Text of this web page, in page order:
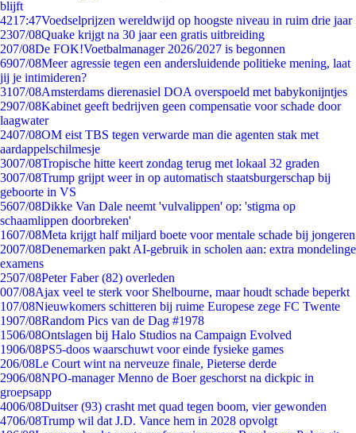
blijft
4217:47Voedselprijzen wereldwijd op hoogste niveau in ruim drie jaar
2307/08Quake krijgt na 30 jaar een gratis uitbreiding
207/08De FOK!Voetbalmanager 2026/2027 is begonnen
6907/08Meer agressie tegen een andersluidende politieke mening, laat
jij je intimideren?
3107/08Amsterdams dierenasiel DOA overspoeld met babykonijntjes
2907/08Kabinet geeft bedrijven geen compensatie voor schade door
laagwater
2407/08OM eist TBS tegen verwarde man die agenten stak met
aardappelschilmesje
3007/08Tropische hitte keert zondag terug met lokaal 32 graden
3007/08Trump grijpt weer in op automatisch staatsburgerschap bij
geboorte in VS
5607/08Dikke Van Dale neemt 'vulvalippen' op: 'stigma op
schaamlippen doorbreken'
1607/08Meta krijgt half miljard boete voor mentale schade bij jongeren
2007/08Denemarken pakt AI-gebruik in scholen aan: extra mondelinge
examens
2507/08Peter Faber (82) overleden
007/08Ajax veel te sterk voor Shelbourne, maar houdt schade beperkt
107/08Nieuwkomers schitteren bij ruime Europese zege FC Twente
1907/08Random Pics van de Dag #1978
1506/08Ontslagen bij Halo Studios na Campaign Evolved
1906/08PS5-doos waarschuwt voor einde fysieke games
206/08Le Court wint na nerveuze finale, Pieterse derde
2906/08NPO-manager Menno de Boer geschorst na dickpic in
groepsapp
4006/08Duitser (93) crasht met quad tegen boom, vier gewonden
4706/08Trump wil dat J.D. Vance hem in 2028 opvolgt